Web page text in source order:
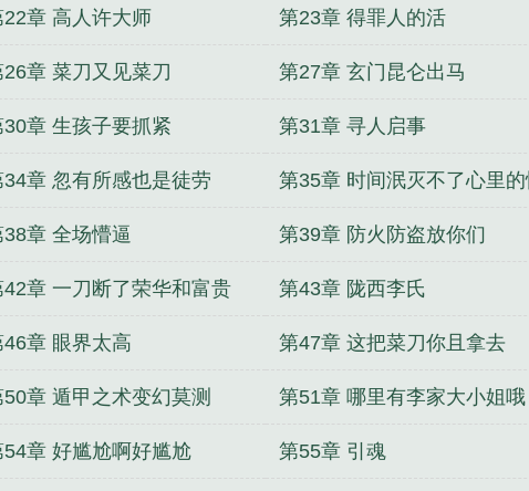
22章 高人许大师 第23章 得罪人的活
26章 菜刀又见菜刀 第27章 玄门昆仑出马
30章 生孩子要抓紧 第31章 寻人启事
34章 忽有所感也是徒劳 第35章 时间泯灭不了心里的
意
38章 全场懵逼 第39章 防火防盗放你们
42章 一刀断了荣华和富贵 第43章 陇西李氏
46章 眼界太高 第47章 这把菜刀你且拿去
50章 遁甲之术变幻莫测 第51章 哪里有李家大小姐哦
54章 好尴尬啊好尴尬 第55章 引魂